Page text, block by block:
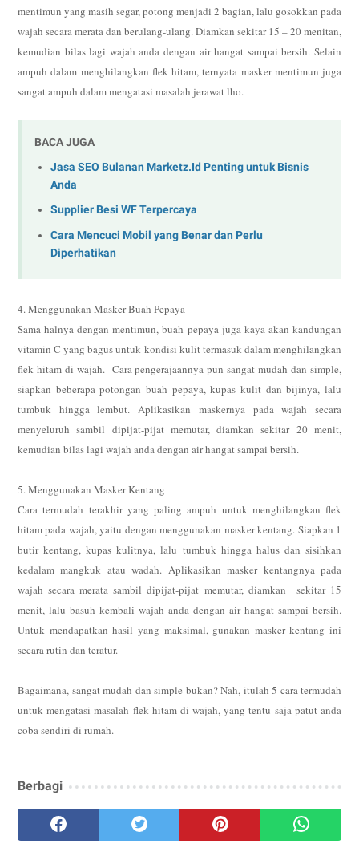
mentimun yang masih segar, potong menjadi 2 bagian, lalu gosokkan pada
wajah secara merata dan berulang-ulang. Diamkan sekitar 15 – 20 menitan,
kemudian bilas lagi wajah anda dengan air hangat sampai bersih. Selain
ampuh dalam menghilangkan flek hitam, ternyata masker mentimun juga
sangat ampuh dalam mengatasi masalah jerawat lho.
BACA JUGA
Jasa SEO Bulanan Marketz.Id Penting untuk Bisnis
Anda
Supplier Besi WF Terpercaya
Cara Mencuci Mobil yang Benar dan Perlu
Diperhatikan
4. Menggunakan Masker Buah Pepaya
Sama halnya dengan mentimun, buah pepaya juga kaya akan kandungan
vitamin C yang bagus untuk kondisi kulit termasuk dalam menghilangkan
flek hitam di wajah. Cara pengerajaannya pun sangat mudah dan simple,
siapkan beberapa potongan buah pepaya, kupas kulit dan bijinya, lalu
tumbuk hingga lembut. Aplikasikan maskernya pada wajah secara
menyeluruh sambil dipijat-pijat memutar, diamkan sekitar 20 menit,
kemudian bilas lagi wajah anda dengan air hangat sampai bersih.
5. Menggunakan Masker Kentang
Cara termudah terakhir yang paling ampuh untuk menghilangkan flek
hitam pada wajah, yaitu dengan menggunakan masker kentang. Siapkan 1
butir kentang, kupas kulitnya, lalu tumbuk hingga halus dan sisihkan
kedalam mangkuk atau wadah. Aplikasikan masker kentangnya pada
wajah secara merata sambil dipijat-pijat memutar, diamkan
sekitar 15
menit, lalu basuh kembali wajah anda dengan air hangat sampai bersih.
Untuk mendapatkan hasil yang maksimal, gunakan masker kentang ini
secara rutin dan teratur.
Bagaimana, sangat mudah dan simple bukan? Nah, itulah 5 cara termudah
untuk mengatasi masalah flek hitam di wajah, yang tentu saja patut anda
coba sendiri di rumah.
Berbagi